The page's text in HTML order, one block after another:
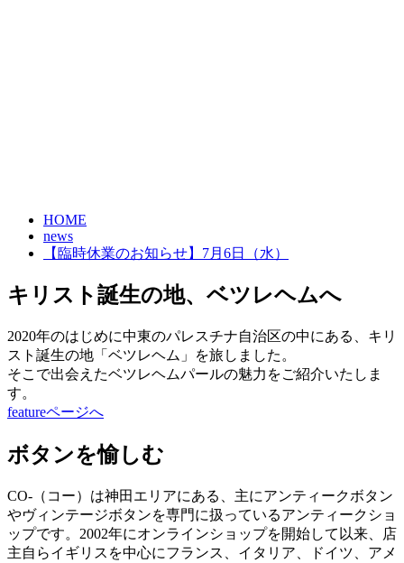
HOME
news
【臨時休業のお知らせ】7月6日（水）
キリスト誕生の地、ベツレヘムへ
2020年のはじめに中東のパレスチナ自治区の中にある、キリ
スト誕生の地「ベツレヘム」を旅しました。
そこで出会えたベツレヘムパールの魅力をご紹介いたしま
す。
featureページへ
ボタンを愉しむ
CO-（コー）は神田エリアにある、主にアンティークボタン
やヴィンテージボタンを専門に扱っているアンティークショ
ップです。2002年にオンラインショップを開始して以来、店
主自らイギリスを中心にフランス、イタリア、ドイツ、アメ